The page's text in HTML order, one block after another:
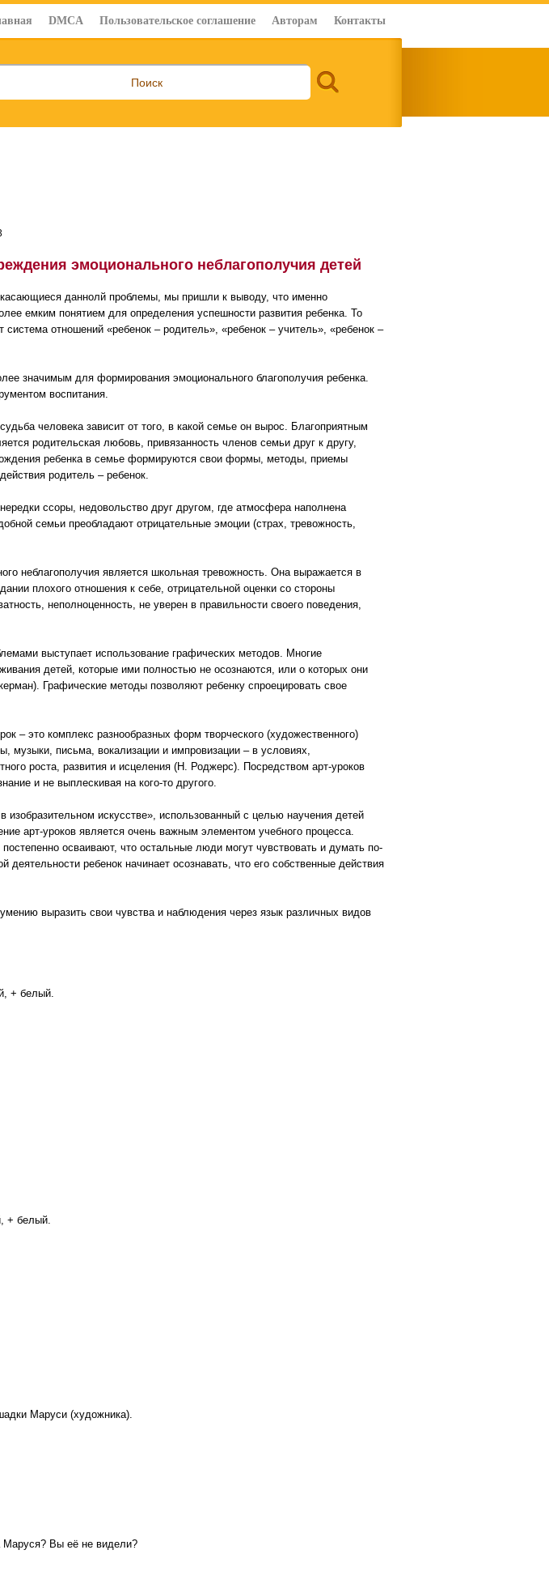
DMCA Пользовательское соглашение Авторам Контакты
эмоционального неблагополучия детей
даннолй проблемы, мы пришли к выводу, что именно
емким понятием для определения успешности развития ребенка. То
отношений «ребенок – родитель», «ребенок – учитель», «ребенок –
значимым для формирования эмоционального благополучия ребенка.
воспитания.
человека зависит от того, в какой семье он вырос. Благоприятным
родительская любовь, привязанность членов семьи друг к другу,
ребенка в семье формируются свои формы, методы, приемы
родитель – ребенок.
ссоры, недовольство друг другом, где атмосфера наполнена
семьи преобладают отрицательные эмоции (страх, тревожность,
неблагополучия является школьная тревожность. Она выражается в
плохого отношения к себе, отрицательной оценки со стороны
неполноценность, не уверен в правильности своего поведения,
выступает использование графических методов. Многие
детей, которые ими полностью не осознаются, или о которых они
Графические методы позволяют ребенку спроецировать свое
– это комплекс разнообразных форм творческого (художественного)
музыки, письма, вокализации и импровизации – в условиях,
роста, развития и исцеления (Н. Роджерс). Посредством арт-уроков
и не выплескивая на кого-то другого.
искусстве», использованный с целью научения детей
арт-уроков является очень важным элементом учебного процесса.
осваивают, что остальные люди могут чувствовать и думать по-
ребенок начинает осознавать, что его собственные действия
выразить свои чувства и наблюдения через язык различных видов
+ белый.
+ белый.
Маруси (художника).
Маруся? Вы её не видели?